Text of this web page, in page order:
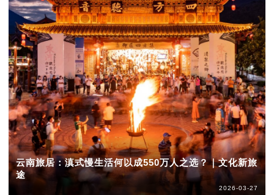
云南旅居：滇式慢生活何以成550万人之选？｜文化新旅
途
2026-03-27